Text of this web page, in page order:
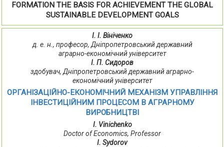
FORMATION THE BASIS FOR ACHIEVEMENT THE GLOBAL
SUSTAINABLE DEVELOPMENT GOALS
І. І. Вініченко
д. е. н., професор, Дніпропетровський державний
аграрно-економічний університет
І. П. Сидоров
здобувач, Дніпропетровський державний аграрно-
економічний університет
ОРГАНІЗАЦІЙНО-ЕКОНОМІЧНИЙ МЕХАНІЗМ УПРАВЛІННЯ
ІНВЕСТИЦІЙНИМ ПРОЦЕСОМ В АГРАРНОМУ
ВИРОБНИЦТВІ
І. Vіnіchenko
Doctor of Economics, Professor
I. Sydorov